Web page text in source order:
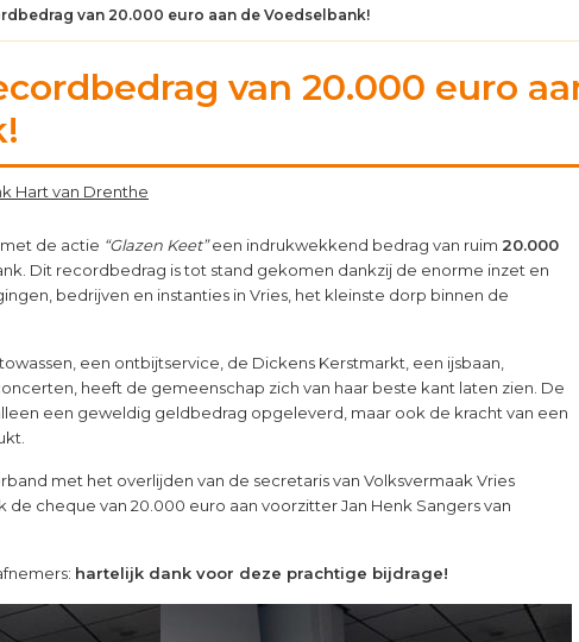
van 20.000 euro aan de Voedselbank!
van 20.000 euro
Hart van Drenthe
de actie “Glazen Keet”een indrukwekkend bedrag van ruim 20.000
Dit recordbedrag is tot stand gekomen dankzij de enorme inzet en
bedrijven en instanties in Vries, het kleinste dorp binnen de
een ontbijtservice, de Dickens Kerstmarkt, een ijsbaan,
heeft de gemeenschap zich van haar beste kant laten zien. De
een geweldig geldbedrag opgeleverd, maar ook de kracht van een
met het overlijden van de secretaris van Volksvermaak Vries
de cheque van 20.000 euro aan voorzitter Jan Henk Sangers van
hartelijk dank voor deze prachtige bijdrage!